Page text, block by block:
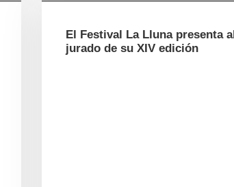
El Festival La Lluna presenta al
jurado de su XIV edición